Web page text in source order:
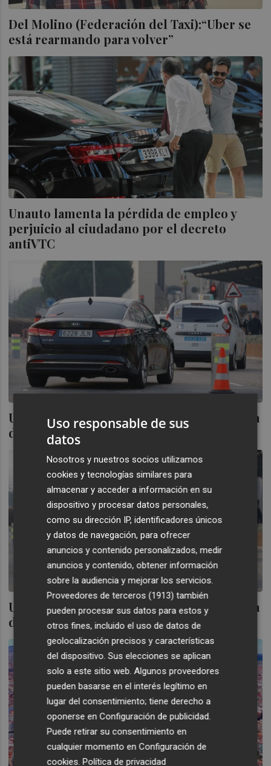
Del Molino (Federación del Taxi):“Uber se
está rearmando para volver”
Unauto lamenta la pérdida de empleo y
perjuicio al ciudadano por el decreto
antiVTC
Unauto señala que la regulación valenciana
de las VTC infringe la Constitución
Unauto señala que la regulación valenciana
de las VTC infringe la Constitución
Uso responsable de sus
datos
Nosotros y nuestros socios utilizamos
cookies y tecnologías similares para
almacenar y acceder a información en su
dispositivo y procesar datos personales,
como su dirección IP, identificadores únicos
y datos de navegación, para ofrecer
anuncios y contenido personalizados, medir
anuncios y contenido, obtener información
sobre la audiencia y mejorar los servicios.
Proveedores de terceros (1913) también
pueden procesar sus datos para estos y
otros fines, incluido el uso de datos de
geolocalización precisos y características
del dispositivo. Sus elecciones se aplican
solo a este sitio web. Algunos proveedores
pueden basarse en el interés legítimo en
lugar del consentimiento; tiene derecho a
oponerse enConfiguración de publicidad.
Puede retirar su consentimiento en
cualquier momento enConfiguración de
cookies.Política de privacidad